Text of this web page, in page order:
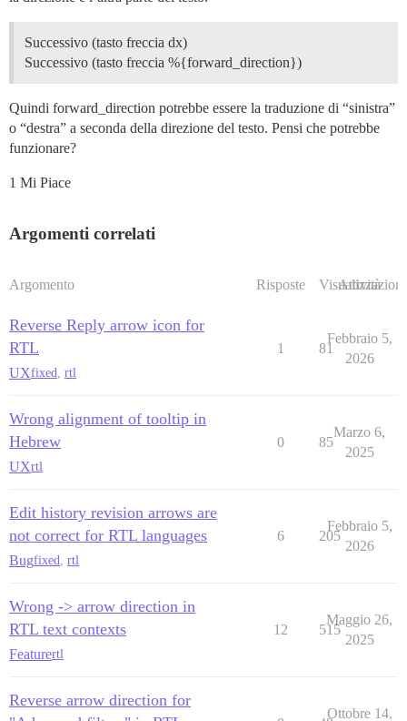
Successivo (tasto freccia dx)
Successivo (tasto freccia %{forward_direction})
Quindi forward_direction potrebbe essere la traduzione di “sinistra”
o “destra” a seconda della direzione del testo. Pensi che potrebbe
funzionare?
1 Mi Piace
Argomenti correlati
Argomento Risposte Visualizzazioni
Attività
Reverse Reply arrow icon for
RTL
UXfixed, rtl
1 81
Febbraio 5,
2026
Wrong alignment of tooltip in
Hebrew
UXrtl
0 85
Marzo 6,
2025
Edit history revision arrows are
not correct for RTL languages
Bugfixed, rtl
6 205
Febbraio 5,
2026
Wrong -> arrow direction in
RTL text contexts
Featurertl
12 515
Maggio 26,
2025
Reverse arrow direction for
Ottobre 14,